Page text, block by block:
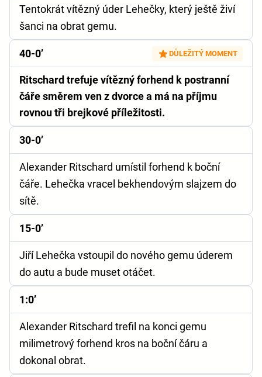
Tentokrát vítězný úder Lehečky, který ještě živí
šanci na obrat gemu.
40-0’ DŮLEŽITÝ MOMENT
Ritschard trefuje vítězný forhend k postranní
čáře směrem ven z dvorce a má na příjmu
rovnou tři brejkové příležitosti.
30-0’
Alexander Ritschard umístil forhend k boční
čáře. Lehečka vracel bekhendovým slajzem do
sítě.
15-0’
Jiří Lehečka vstoupil do nového gemu úderem
do autu a bude muset otáčet.
1:0’
Alexander Ritschard trefil na konci gemu
milimetrový forhend kros na boční čáru a
dokonal obrat.